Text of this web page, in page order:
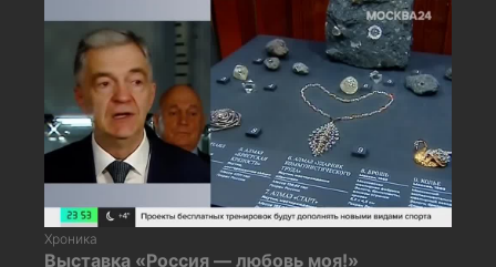
Хроника
Выставка «Россия — любовь моя!»